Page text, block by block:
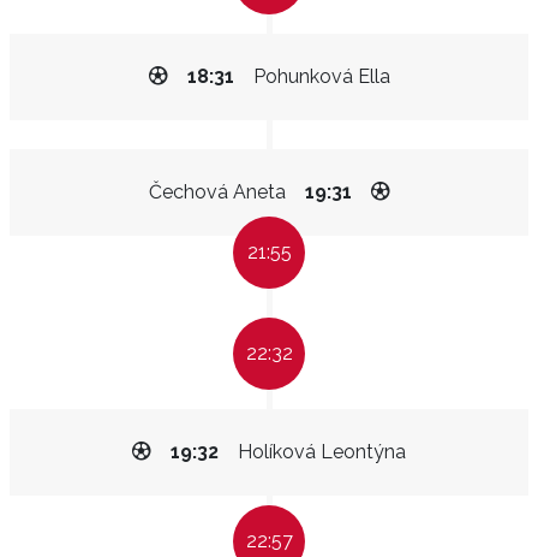
Pohunková Ella
18:31
Čechová Aneta 19:31
21:55
22:32
Holíková Leontýna
19:32
22:57